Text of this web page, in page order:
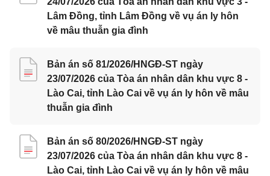
Lâm Đồng, tỉnh Lâm Đồng về vụ án ly hôn
về mâu thuẫn gia đình
Bản án số 81/2026/HNGĐ-ST ngày
23/07/2026 của Tòa án nhân dân khu vực 8 -
Lào Cai, tỉnh Lào Cai về vụ án ly hôn về mâu
thuẫn gia đình
Bản án số 80/2026/HNGĐ-ST ngày
23/07/2026 của Tòa án nhân dân khu vực 8 -
Lào Cai, tỉnh Lào Cai về vụ án ly hôn về mâu